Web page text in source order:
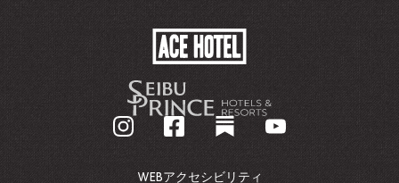
業
ホ
WEBアクセシビリティ